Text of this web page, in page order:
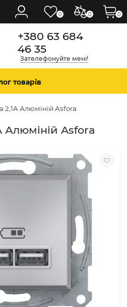
+380 63 684
46 35
Зателефонуйте мені!
товарів
2,1A Алюміній Asfora
Алюміній Asfora
0 0 0